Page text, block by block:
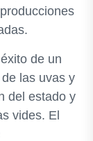
de un
las uvas y
del estado y
vides. El